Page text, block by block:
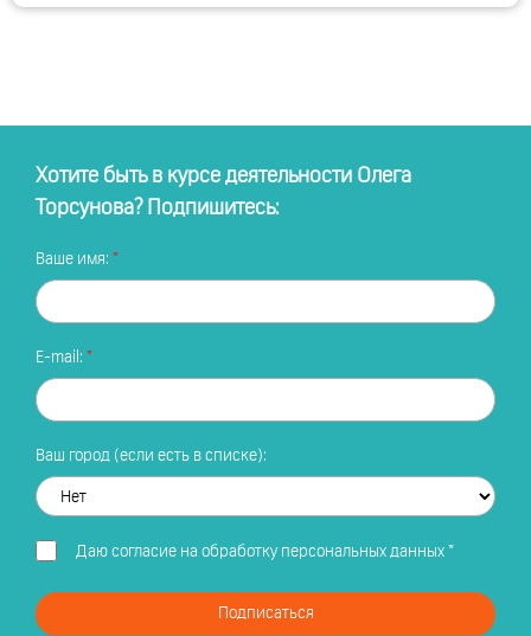
Хотите быть в курсе деятельности Олега
Торсунова? Подпишитесь:
Ваше имя:
E-mail:
Ваш город (если есть в списке):
Даю согласие на обработку персональных данных*
Подписаться